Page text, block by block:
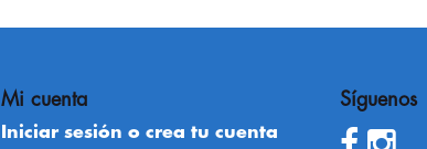
Mi cuenta
Iniciar sesión o crea tu cuenta
Síguenos